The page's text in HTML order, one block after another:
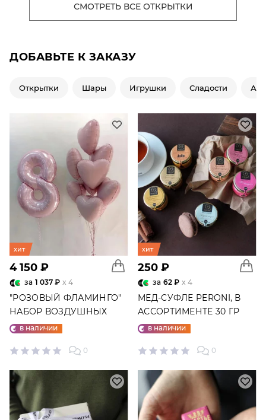
СМОТРЕТЬ ВСЕ ОТКРЫТКИ
ДОБАВЬТЕ К ЗАКАЗУ
Открытки Шары Игрушки Сладости
хит
4 150 ₽
за 1 037 ₽ x 4
"РОЗОВЫЙ ФЛАМИНГО"
НАБОР ВОЗДУШНЫХ
ШАРОВ №25
в наличии
0
хит
250 ₽
за 62 ₽ x 4
МЕД-СУФЛЕ PERONI, В
АССОРТИМЕНТЕ 30 ГР
в наличии
0